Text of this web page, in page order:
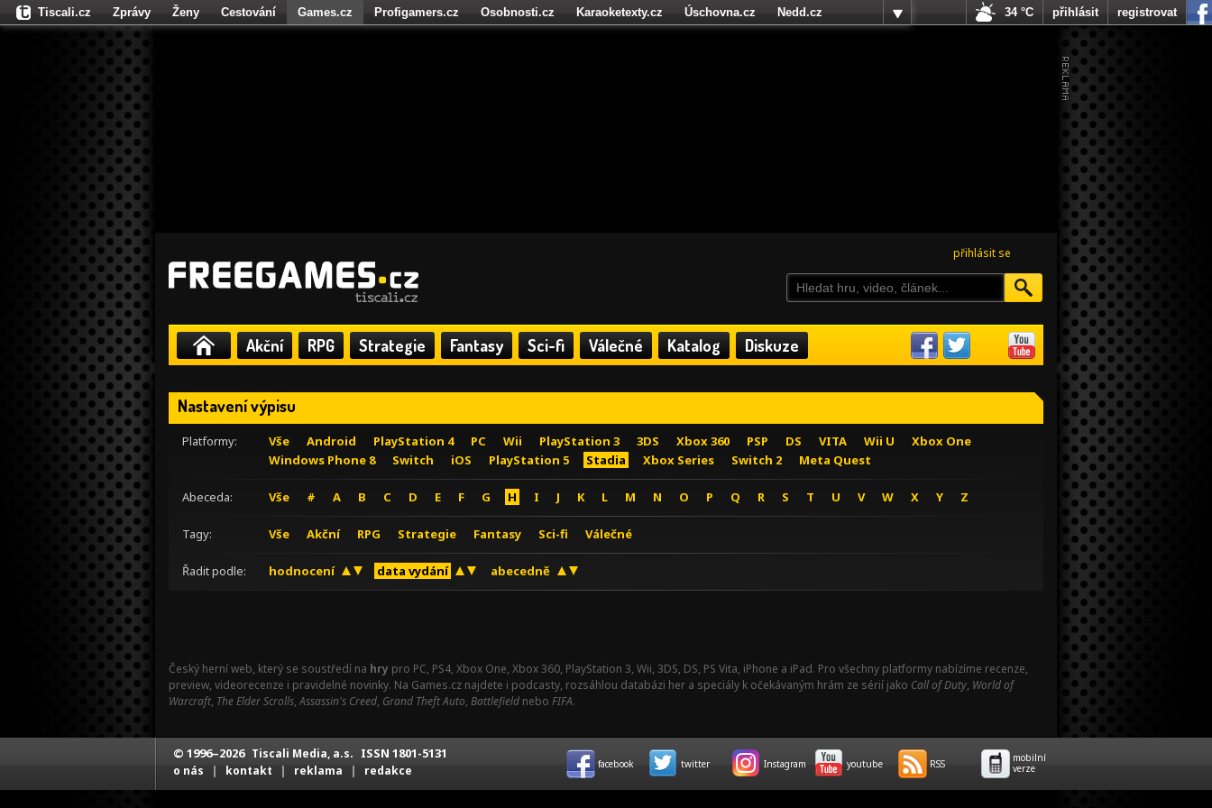
přihlásit se
Akční RPG Strategie Fantasy Sci-fi Válečné Katalog Diskuze
Nastavení výpisu
Platformy: Vše Android PlayStation 4 PC Wii PlayStation 3 3DS Xbox 360 PSP DS VITA Wii U
Xbox One
Windows Phone 8
Switch iOS PlayStation 5 Stadia Xbox Series Switch 2 Meta Quest
Abeceda: Vše # A B C D E F G H I J K L M N O P Q R S T U V W X Y Z
Tagy: Vše Akční RPG Strategie Fantasy Sci-fi Válečné
Řadit podle: hodnocení data vydání abecedně
Český herní web, který se soustředí na hry pro PC, PS4, Xbox One, Xbox 360, PlayStation 3, Wii, 3DS, DS, PS Vita, iPhone a iPad. Pro všechny platformy nabízíme recenze,
preview, videorecenze i pravidelné novinky. Na Games.cz najdete i podcasty, rozsáhlou databázi her a speciály k očekávaným hrám ze sérií jako Call of Duty, World of
Warcraft, The Elder Scrolls,Assassin's Creed, Grand Theft Auto, Battlefield nebo FIFA.
Tiscali.cz Zprávy Ženy Cestování Games.cz Profigamers.cz Osobnosti.cz Karaoketexty.cz Úschovna.cz
Nedd.cz
Fights.cz
34 °C přihlásit registrovat
© 1996–2026 Tiscali Media, a.s. ISSN 1801-5131
o nás | kontakt | reklama | redakce facebook twitter Instagram youtube RSS
mobilní
verze